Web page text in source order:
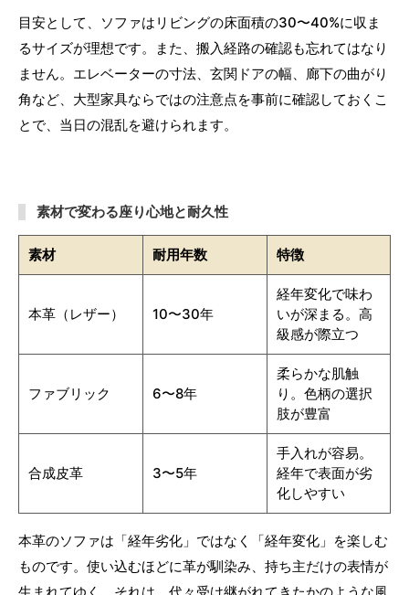
目安として、ソファはリビングの床面積の30〜40%に収ま
るサイズが理想です。また、搬入経路の確認も忘れてはなり
ません。エレベーターの寸法、玄関ドアの幅、廊下の曲がり
角など、大型家具ならではの注意点を事前に確認しておくこ
とで、当日の混乱を避けられます。
素材で変わる座り心地と耐久性
素材 耐用年数 特徴
本革（レザー） 10〜30年
経年変化で味わ
いが深まる。高
級感が際立つ
ファブリック 6〜8年
柔らかな肌触
り。色柄の選択
肢が豊富
合成皮革 3〜5年
手入れが容易。
経年で表面が劣
化しやすい
本革のソファは「経年劣化」ではなく「経年変化」を楽しむ
ものです。使い込むほどに革が馴染み、持ち主だけの表情が